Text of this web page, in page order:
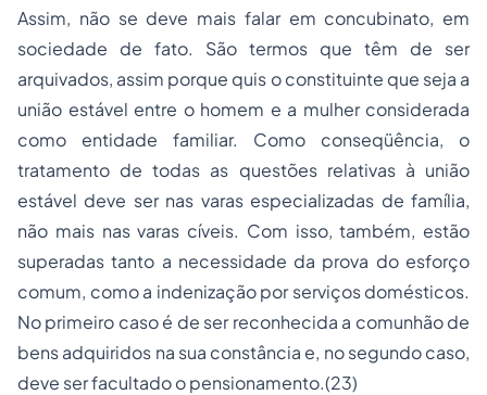
Assim, não se deve mais falar em concubinato, em
sociedade de fato. São termos que têm de ser
arquivados, assim porque quis o constituinte que seja a
união estável entre o homem e a mulher considerada
como entidade familiar. Como conseqüência, o
tratamento de todas as questões relativas à união
estável deve ser nas varas especializadas de família,
não mais nas varas cíveis. Com isso, também, estão
superadas tanto a necessidade da prova do esforço
comum, como a indenização por serviços domésticos.
No primeiro caso é de ser reconhecida a comunhão de
bens adquiridos na sua constância e, no segundo caso,
deve ser facultado o pensionamento.(23)